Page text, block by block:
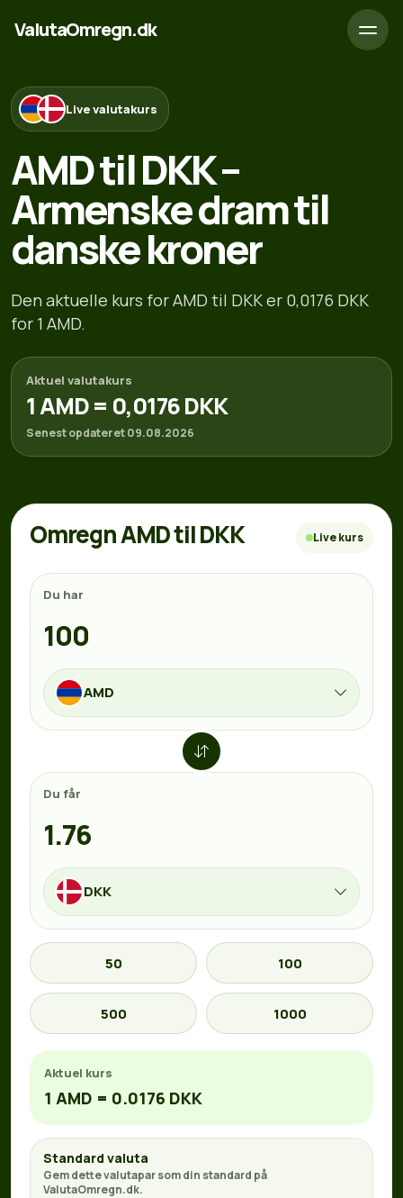
ValutaOmregn.dk
Live valutakurs
AMD til DKK –
Armenske dram til
danske kroner
Den aktuelle kurs for AMD til DKK er 0,0176 DKK
for 1 AMD.
Aktuel valutakurs
1 AMD = 0,0176 DKK
Senest opdateret 09.08.2026
Omregn AMD til DKK Live kurs
Du har
AMD
Du får
DKK
50 100
500 1000
Aktuel kurs
1 AMD = 0.0176 DKK
Standard valuta
Gem dette valutapar som din standard på
ValutaOmregn.dk.